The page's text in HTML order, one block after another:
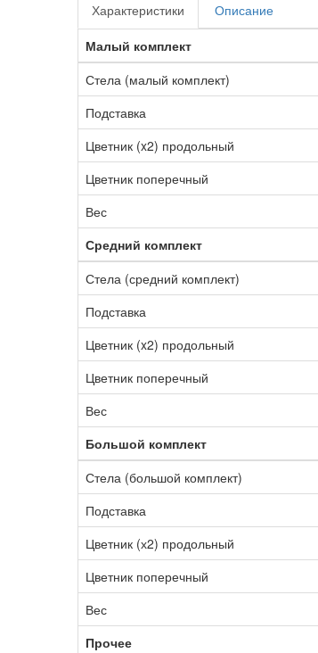
Характеристики
Описание
Малый комплект
Стела (малый комплект)
Подставка
Цветник (x2) продольный
Цветник поперечный
Вес
Средний комплект
Стела (средний комплект)
Подставка
Цветник (x2) продольный
Цветник поперечный
Вес
Большой комплект
Стела (большой комплект)
Подставка
Цветник (х2) продольный
Цветник поперечный
Вес
Прочее